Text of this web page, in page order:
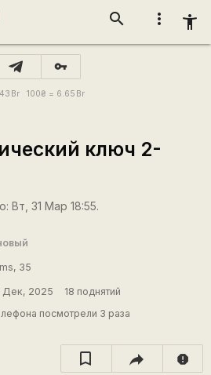
more_vert accessibility_new
search
vpn_key
Br 100₴ = 6.65 Br
ключ 2-
Вт, 31 Мар 18:55.
35
Дек, 2025
18 поднятий
посмотрели 3 раза
report